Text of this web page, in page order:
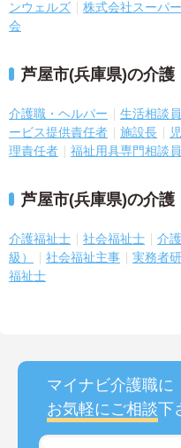
ンウェルズ
株式会社スーパ
会
芦屋市(兵庫県)の介
介護職・ヘルパー 生活相談員
ービス提供責任者
施設長
理責任者
福祉用具専門相談員
芦屋市(兵庫県)の介
介護福祉士 社会福祉士
介
級）
社会福祉主事 実務者
福祉士
マイナビ介護職に
お気軽にご相談下